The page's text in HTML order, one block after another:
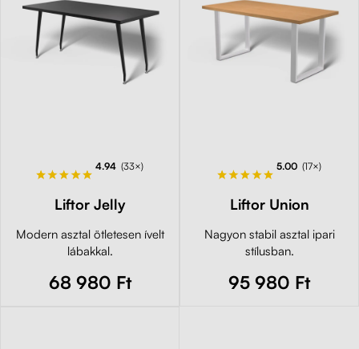
4.94 (33×)
Liftor Jelly
Modern asztal ötletesen ívelt
lábakkal.
68 980 Ft
5.00 (17×)
Liftor Union
Nagyon stabil asztal ipari
stílusban.
95 980 Ft